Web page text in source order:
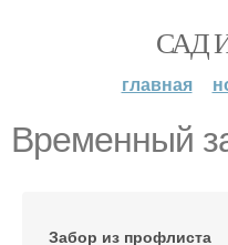
САД
главная
Временный
Забор из профлиста